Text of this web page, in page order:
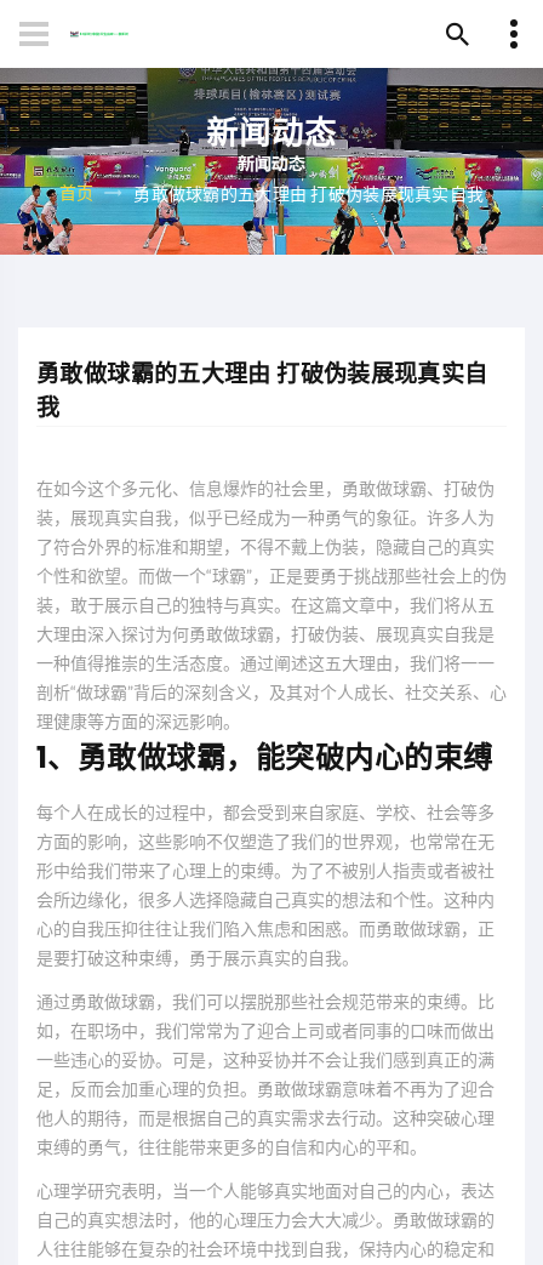
新闻动态
首页 勇敢做球霸的五大理由 打破伪装展现真实自我
勇敢做球霸的五大理由 打破伪装展现真实自
我
在如今这个多元化、信息爆炸的社会里，勇敢做球霸、打破伪
装，展现真实自我，似乎已经成为一种勇气的象征。许多人为
了符合外界的标准和期望，不得不戴上伪装，隐藏自己的真实
个性和欲望。而做一个“球霸”，正是要勇于挑战那些社会上的伪
装，敢于展示自己的独特与真实。在这篇文章中，我们将从五
大理由深入探讨为何勇敢做球霸，打破伪装、展现真实自我是
一种值得推崇的生活态度。通过阐述这五大理由，我们将一一
剖析“做球霸”背后的深刻含义，及其对个人成长、社交关系、心
理健康等方面的深远影响。
1、勇敢做球霸，能突破内心的束缚
每个人在成长的过程中，都会受到来自家庭、学校、社会等多
方面的影响，这些影响不仅塑造了我们的世界观，也常常在无
形中给我们带来了心理上的束缚。为了不被别人指责或者被社
会所边缘化，很多人选择隐藏自己真实的想法和个性。这种内
心的自我压抑往往让我们陷入焦虑和困惑。而勇敢做球霸，正
是要打破这种束缚，勇于展示真实的自我。
通过勇敢做球霸，我们可以摆脱那些社会规范带来的束缚。比
如，在职场中，我们常常为了迎合上司或者同事的口味而做出
一些违心的妥协。可是，这种妥协并不会让我们感到真正的满
足，反而会加重心理的负担。勇敢做球霸意味着不再为了迎合
他人的期待，而是根据自己的真实需求去行动。这种突破心理
束缚的勇气，往往能带来更多的自信和内心的平和。
心理学研究表明，当一个人能够真实地面对自己的内心，表达
自己的真实想法时，他的心理压力会大大减少。勇敢做球霸的
人往往能够在复杂的社会环境中找到自我，保持内心的稳定和